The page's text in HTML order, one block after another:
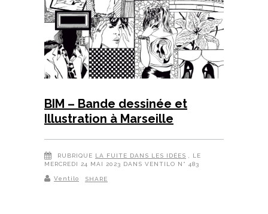
BIM – Bande dessinée et
Illustration à Marseille
RUBRIQUE LA FUITE DANS LES IDÉES , LE
MERCREDI 24 MAI 2023 DANS VENTILO N° 483
Ventilo SHARE